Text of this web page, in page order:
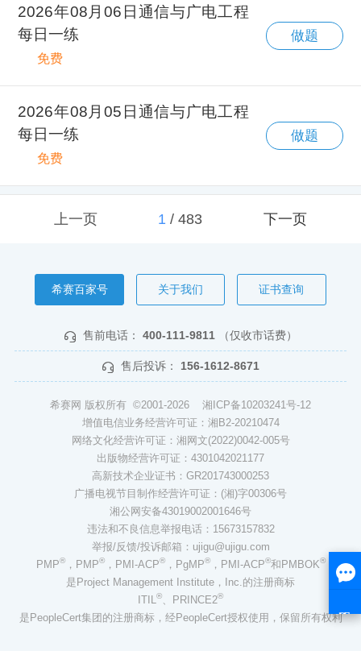
2026年08月06日通信与广电工程
每日一练
免费
做题
2026年08月05日通信与广电工程
每日一练
免费
做题
上一页 1/ 483 下一页
希赛百家号 关于我们 证书查询
售前电话： 400-111-9811 （仅收市话费）
售后投诉： 156-1612-8671
希赛网 版权所有 ©2001-2026 湘ICP备10203241号-12
增值电信业务经营许可证：湘B2-20210474
网络文化经营许可证：湘网文(2022)0042-005号
出版物经营许可证：4301042021177
高新技术企业证书：GR201743000253
广播电视节目制作经营许可证：(湘)字00306号
湘公网安备43019002001646号
违法和不良信息举报电话：15673157832
举报/反馈/投诉邮箱：ujigu@ujigu.com
PMP®，PMP®，PMI-ACP®，PgMP®，PMI-ACP®和PMBOK®
是Project Management Institute，Inc.的注册商标
ITIL®、PRINCE2®
是PeopleCert集团的注册商标，经PeopleCert授权使用，保留所有权利